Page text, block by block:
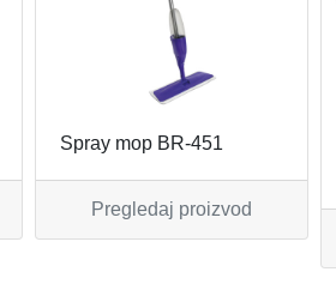
Spray mop BR-451
Pregledaj proizvod